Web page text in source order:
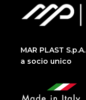
MAR PLAST S.p.A.
a socio unico